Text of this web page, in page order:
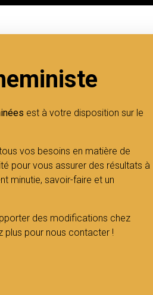
est à votre disposition sur le
vos besoins en matière de
pour vous assurer des résultats à
minutie, savoir-faire et un
des modifications chez
plus pour nous contacter !